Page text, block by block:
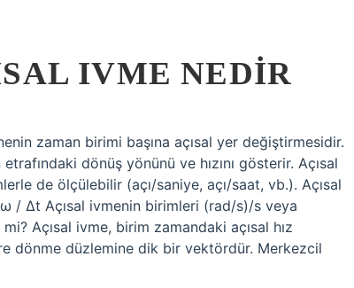
IVME NEDIR
zaman birimi başına açısal yer değiştirmesidir.
dönüş yönünü ve hızını gösterir. Açısal
de ölçülebilir (açı/saniye, açı/saat, vb.). Açısal
/ Δt Açısal ivmenin birimleri (rad/s)/s veya
Açısal ivme, birim zamandaki açısal hız
dönme düzlemine dik bir vektördür. Merkezcil